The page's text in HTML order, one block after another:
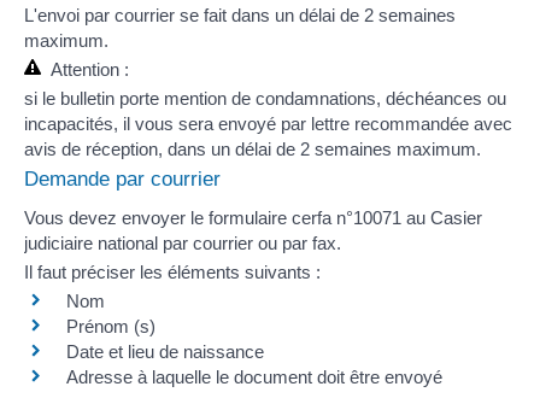
L'envoi par courrier se fait dans un délai de 2 semaines
maximum.
Attention :
si le bulletin porte mention de condamnations, déchéances ou
incapacités, il vous sera envoyé par lettre recommandée avec
avis de réception, dans un délai de 2 semaines maximum.
Demande par courrier
Vous devez envoyer le formulaire cerfa n°10071 au Casier
judiciaire national par courrier ou par fax.
Il faut préciser les éléments suivants :
Nom
Prénom (s)
Date et lieu de naissance
Adresse à laquelle le document doit être envoyé